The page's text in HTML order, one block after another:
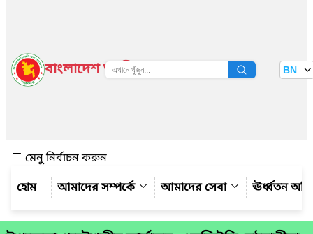
বাংলাদেশ জাতীয় তথ্য বাতায়ন BN
মেনু নির্বাচন করুন
আমাদের সম্পর্কে
আমাদের সেবা ঊর্ধ্বতন